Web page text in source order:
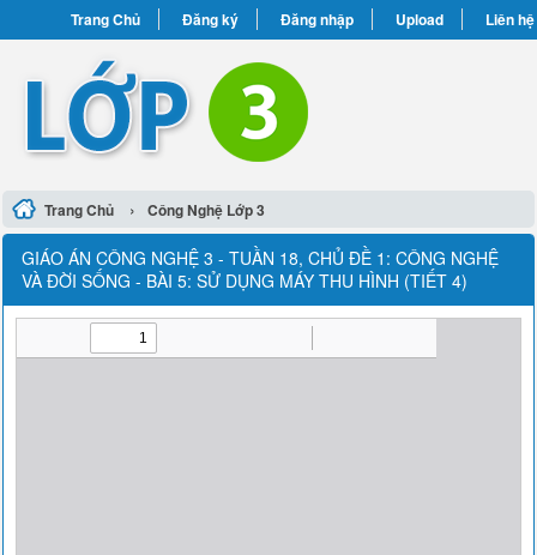
Trang Chủ Đăng ký Đăng nhập Upload Liên hệ
Trang Chủ › Công Nghệ Lớp 3
GIÁO ÁN CÔNG NGHỆ 3 - TUẦN 18, CHỦ ĐỀ 1: CÔNG NGHỆ
VÀ ĐỜI SỐNG - BÀI 5: SỬ DỤNG MÁY THU HÌNH (TIẾT 4)